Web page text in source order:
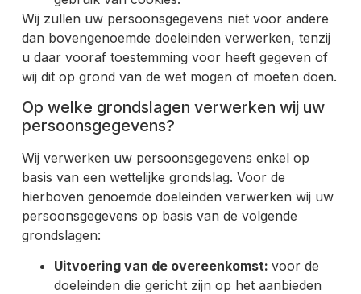
Wij zullen uw persoonsgegevens niet voor andere
dan bovengenoemde doeleinden verwerken, tenzij
u daar vooraf toestemming voor heeft gegeven of
wij dit op grond van de wet mogen of moeten doen.
Op welke grondslagen verwerken wij uw
persoonsgegevens?
Wij verwerken uw persoonsgegevens enkel op
basis van een wettelijke grondslag. Voor de
hierboven genoemde doeleinden verwerken wij uw
persoonsgegevens op basis van de volgende
grondslagen:
Uitvoering van de overeenkomst: voor de
doeleinden die gericht zijn op het aanbieden